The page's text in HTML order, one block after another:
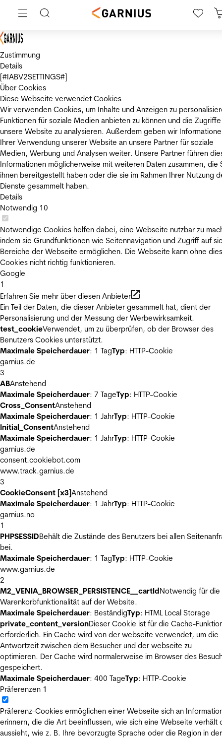
Zustimmung
Details
[#IABV2SETTINGS#]
Über Cookies
Diese Webseite verwendet Cookies
Wir verwenden Cookies, um Inhalte und Anzeigen zu
Funktionen für soziale Medien anbieten zu können und die
unsere Website zu analysieren. Außerdem geben wir
Ihrer Verwendung unserer Website an unsere Partner für soziale
Medien, Werbung und Analysen weiter. Unsere Partner führen
Informationen möglicherweise mit weiteren Daten zusammen, die
ihnen bereitgestellt haben oder die sie im Rahmen Ihrer Nutzung
Dienste gesammelt haben.
Details
Notwendig 10
Notwendige Cookies helfen dabei, eine Webseite nutzbar zu
indem sie Grundfunktionen wie Seitennavigation und Zugriff auf
Bereiche der Webseite ermöglichen. Die Webseite kann ohne
Cookies nicht richtig funktionieren.
Google
1
Erfahren Sie mehr über diesen Anbieter
Ein Teil der Daten, die dieser Anbieter gesammelt hat, dient der
Personalisierung und der Messung der Werbewirksamkeit.
test_cookieVerwendet, um zu überprüfen, ob der Browser des
Benutzers Cookies unterstützt.
Maximale Speicherdauer: 1 TagTyp: HTTP-Cookie
garnius.de
3
ABAnstehend
Maximale Speicherdauer: 7 TageTyp: HTTP-Cookie
Cross_ConsentAnstehend
Maximale Speicherdauer: 1 JahrTyp: HTTP-Cookie
Initial_ConsentAnstehend
Maximale Speicherdauer: 1 JahrTyp: HTTP-Cookie
garnius.de
consent.cookiebot.com
www.track.garnius.de
3
CookieConsent [x3]Anstehend
Maximale Speicherdauer: 1 JahrTyp: HTTP-Cookie
garnius.no
1
PHPSESSIDBehält die Zustände des Benutzers bei allen
bei.
Maximale Speicherdauer: 1 TagTyp: HTTP-Cookie
www.garnius.de
2
M2_VENIA_BROWSER_PERSISTENCE__cartIdNotwendig für die
Warenkorbfunktionalität auf der Website.
Maximale Speicherdauer: BeständigTyp: HTML Local Storage
private_content_versionDieser Cookie ist für die Cache-
erforderlich. Ein Cache wird von der webseite verwendet, um die
Antwortzeit zwischen dem Besucher und der webseite zu
optimieren. Der Cache wird normalerweise im Browser des
gespeichert.
Maximale Speicherdauer: 400 TageTyp: HTTP-Cookie
Präferenzen 1
Präferenz-Cookies ermöglichen einer Webseite sich an
erinnern, die die Art beeinflussen, wie sich eine Webseite verhält
aussieht, wie z. B. Ihre bevorzugte Sprache oder die Region in